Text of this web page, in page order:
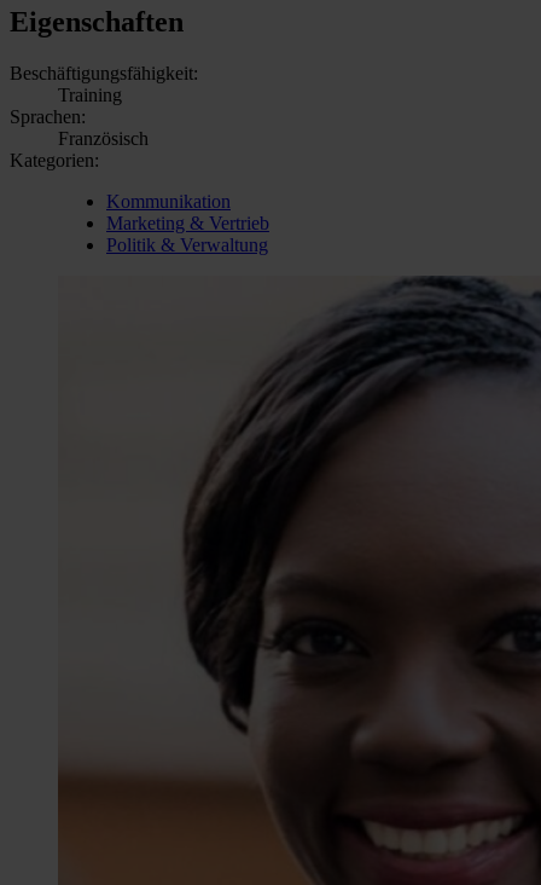
Eigenschaften
Beschäftigungsfähigkeit:
Training
Sprachen:
Französisch
Kategorien:
Kommunikation
Marketing & Vertrieb
Politik & Verwaltung